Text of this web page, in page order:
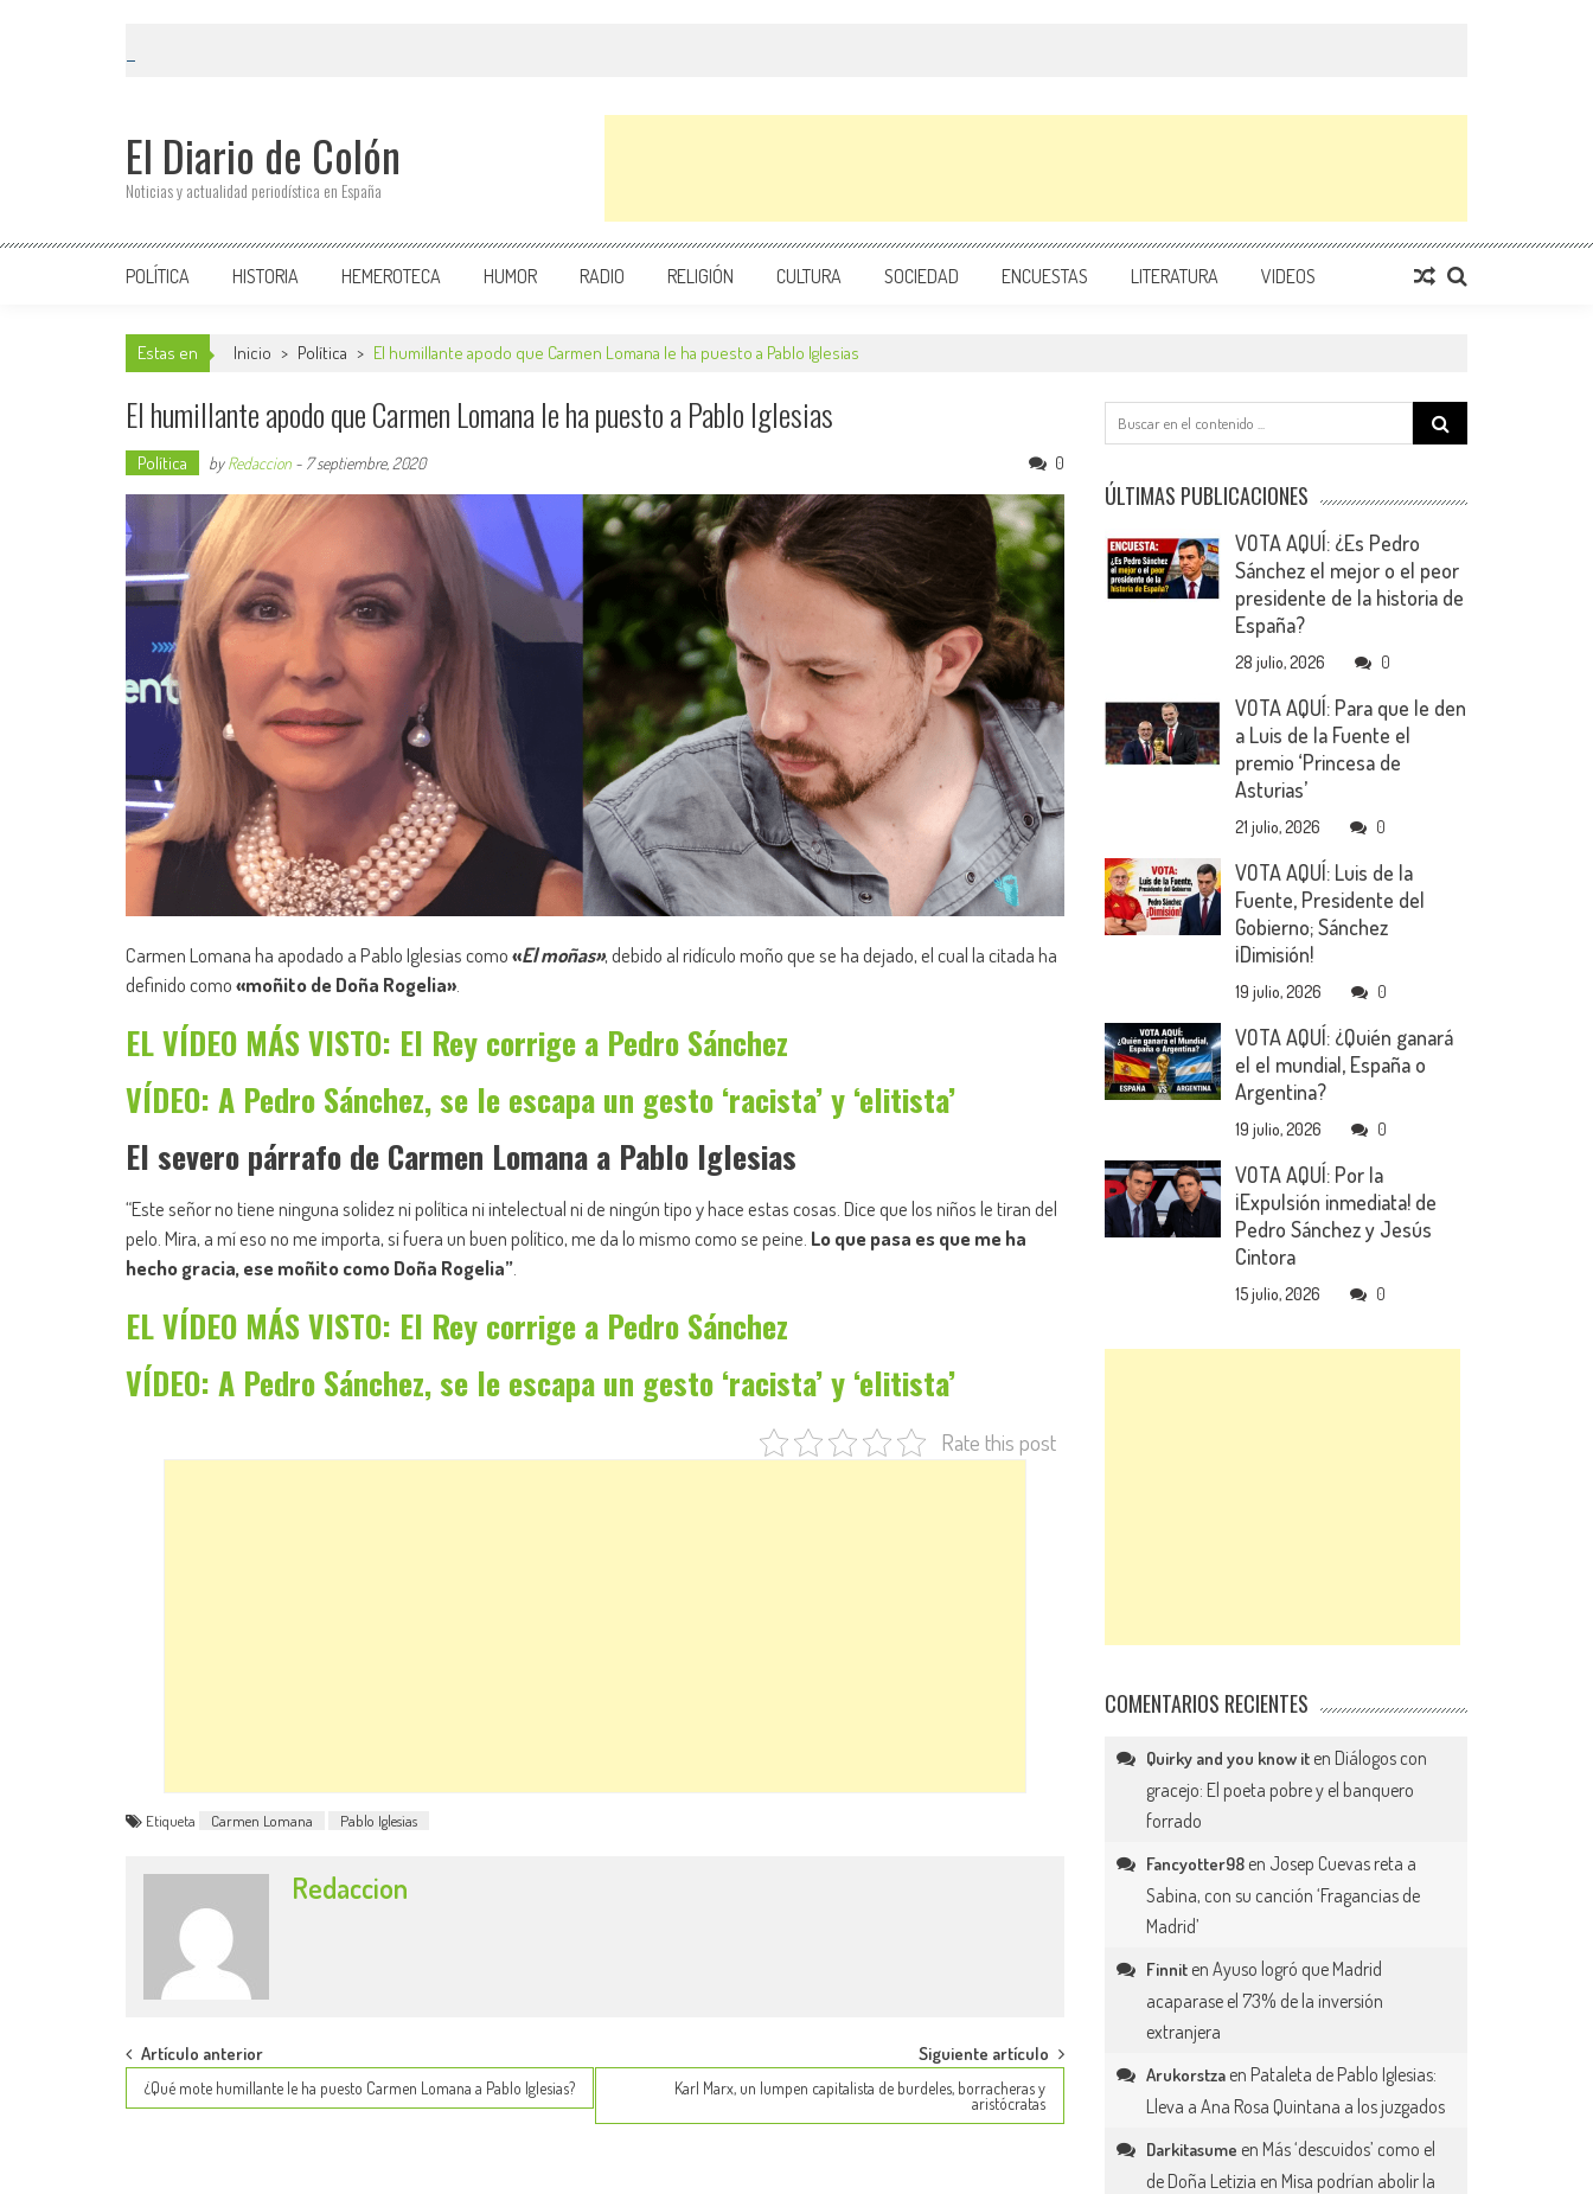
El Diario de Colón
Noticias y actualidad periodística en España
POLÍTICA HISTORIA HEMEROTECA HUMOR RADIO RELIGIÓN CULTURA SOCIEDAD ENCUESTAS LITERATURA VIDEOS
Estas en Inicio > Política > El humillante apodo que Carmen Lomana le ha puesto a Pablo Iglesias
El humillante apodo que Carmen Lomana le ha puesto a Pablo Iglesias
Política byRedaccion - 7 septiembre, 2020 0
Carmen Lomana ha apodado a Pablo Iglesias como«El moñas», debido al ridículo moño que se ha dejado, el cual la citada ha
definido como«moñito de Doña Rogelia».
EL VÍDEO MÁS VISTO: El Rey corrige a Pedro Sánchez
VÍDEO: A Pedro Sánchez, se le escapa un gesto ‘racista’ y ‘elitista’
El severo párrafo de Carmen Lomana a Pablo Iglesias
“Este señor no tiene ninguna solidez ni política ni intelectual ni de ningún tipo y hace estas cosas. Dice que los niños le tiran del
pelo. Mira, a mí eso no me importa, si fuera un buen político, me da lo mismo como se peine. Lo que pasa es que me ha
hecho gracia, ese moñito como Doña Rogelia”.
EL VÍDEO MÁS VISTO: El Rey corrige a Pedro Sánchez
VÍDEO: A Pedro Sánchez, se le escapa un gesto ‘racista’ y ‘elitista’
Rate this post
Etiqueta Carmen Lomana Pablo Iglesias
Redaccion
Post
navigation
Artículo anterior
¿Qué mote humillante le ha puesto Carmen Lomana a Pablo Iglesias?
Siguiente artículo
Karl Marx, un lumpen capitalista de burdeles, borracheras y
aristócratas
Search
for:
ÚLTIMAS PUBLICACIONES
VOTA AQUÍ: ¿Es Pedro
Sánchez el mejor o el peor
presidente de la historia de
España?
28 julio, 2026 0
VOTA AQUÍ: Para que le den
a Luis de la Fuente el
premio ‘Princesa de
Asturias’
21 julio, 2026 0
VOTA AQUÍ: Luis de la
Fuente, Presidente del
Gobierno; Sánchez
¡Dimisión!
19 julio, 2026 0
VOTA AQUÍ: ¿Quién ganará
el el mundial, España o
Argentina?
19 julio, 2026 0
VOTA AQUÍ: Por la
¡Expulsión inmediata! de
Pedro Sánchez y Jesús
Cintora
15 julio, 2026 0
COMENTARIOS RECIENTES
Quirky and you know it en Diálogos con
gracejo: El poeta pobre y el banquero
forrado
Fancyotter98 en Josep Cuevas reta a
Sabina, con su canción ‘Fragancias de
Madrid’
Finnit enAyuso logró que Madrid
acaparase el 73% de la inversión
extranjera
Arukorstza en Pataleta de Pablo Iglesias:
Lleva a Ana Rosa Quintana a los juzgados
Darkitasume en Más ‘descuidos’ como el
de Doña Letizia en Misa podrían abolir la